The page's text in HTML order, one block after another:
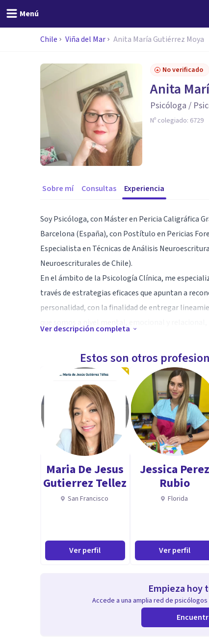
Menú
Chile Viña del Mar Anita María Gutiérrez Moya
No verificado
Anita
Psicóloga /
Nº colegiado: 6729
Sobre mí Consultas Experiencia
Soy Psicóloga, con Máster en Pericia Caligráfica
Barcelona (España), con Postítulo en Pericias
Especialista en Técnicas de Análisis
Neuroescriturales de Chile).
En el ámbito de la Psicología Clínica, me
través de estrategias eficaces que apuntan a
personalidad, con la finalidad de entregar
Especialidad
Fobias, Ansiedad, Trastornos del Ánimo,
Asimismo, me especializo en el potenciamiento
estructuras mentales que se encuentren dentro
Ver descripción completa
Estos son otros
Maria De Jesus
Gutierrez Tellez
San Francisco
Ver perfil
Jessica Perez
Rubio
Florida
Ver perfil
Empieza hoy
Accede a una amplia red de